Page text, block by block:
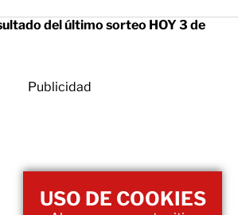
del último sorteo HOY 3 de
Publicidad
USO DE COOKIES